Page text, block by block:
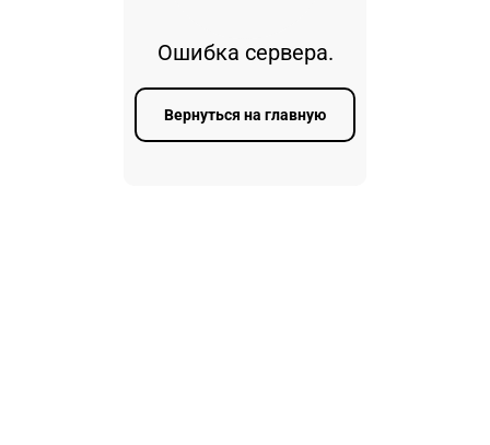
Ошибка сервера.
Вернуться на главную